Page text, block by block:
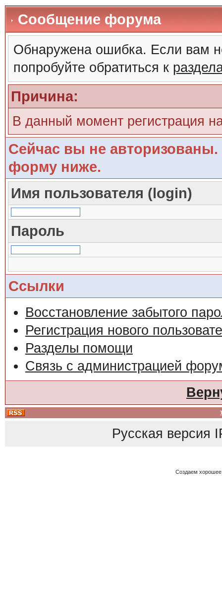
Сообщение форума
Обнаружена ошибка. Если вам
попробуйте обратиться к
Причина:
В данный момент регистрация
Сейчас вы не авторизованы.
форму ниже.
Имя пользователя (login)
Пароль
Ссылки
Восстановление забытого
Регистрация нового
Разделы помощи
Связь с администрацией
Русская версия
Создаем